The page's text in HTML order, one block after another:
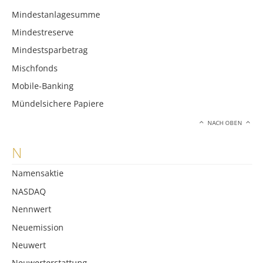
Mindestanlagesumme
Mindestreserve
Mindestsparbetrag
Mischfonds
Mobile-Banking
Mündelsichere Papiere
NACH OBEN
N
Namensaktie
NASDAQ
Nennwert
Neuemission
Neuwert